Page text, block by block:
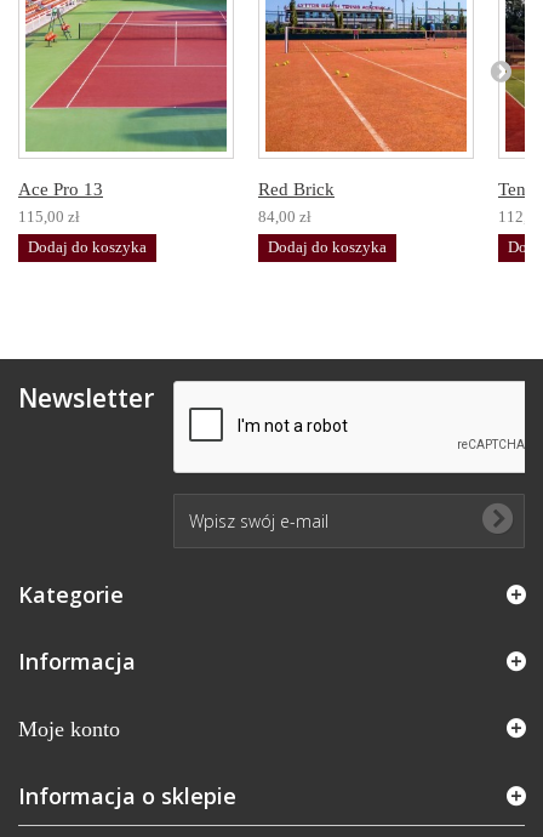
Ace Pro 13
115,00 zł
Dodaj do koszyka
Red Brick
84,00 zł
Dodaj do koszyka
Newsletter
Kategorie
Informacja
Moje konto
Informacja o sklepie